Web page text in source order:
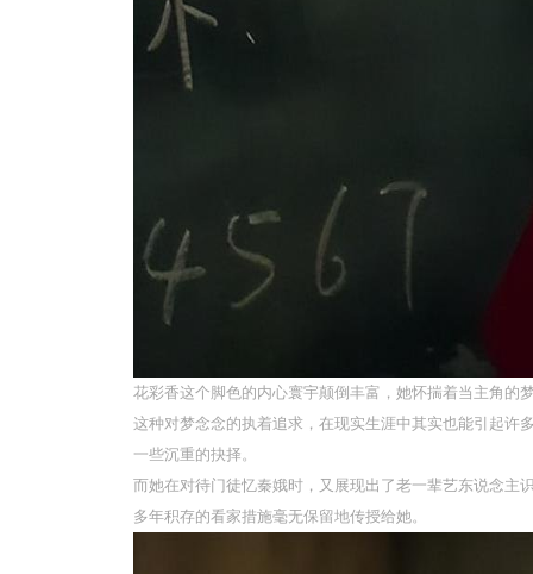
花彩香这个脚色的内心寰宇颠倒丰富，她怀揣着当主角的
这种对梦念念的执着追求，在现实生涯中其实也能引起许
一些沉重的抉择。
而她在对待门徒忆秦娥时，又展现出了老一辈艺东说念主
多年积存的看家措施毫无保留地传授给她。